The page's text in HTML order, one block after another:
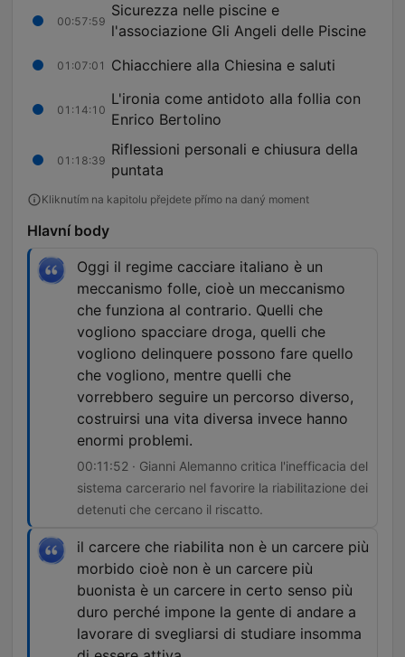
00:57:59
Sicurezza nelle piscine e
l'associazione Gli Angeli delle Piscine
01:07:01 Chiacchiere alla Chiesina e saluti
01:14:10
L'ironia come antidoto alla follia con
Enrico Bertolino
01:18:39
Riflessioni personali e chiusura della
puntata
Kliknutím na kapitolu přejdete přímo na daný moment
Hlavní body
Oggi il regime cacciare italiano è un
meccanismo folle, cioè un meccanismo
che funziona al contrario. Quelli che
vogliono spacciare droga, quelli che
vogliono delinquere possono fare quello
che vogliono, mentre quelli che
vorrebbero seguire un percorso diverso,
costruirsi una vita diversa invece hanno
enormi problemi.
00:11:52 · Gianni Alemanno critica l'inefficacia del
sistema carcerario nel favorire la riabilitazione dei
detenuti che cercano il riscatto.
il carcere che riabilita non è un carcere più
morbido cioè non è un carcere più
buonista è un carcere in certo senso più
duro perché impone la gente di andare a
lavorare di svegliarsi di studiare insomma